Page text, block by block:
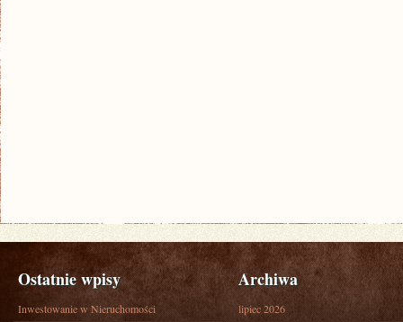
Ostatnie wpisy
Inwestowanie w Nieruchomości
Archiwa
lipiec 2026